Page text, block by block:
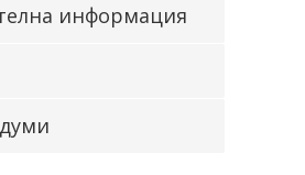
информация